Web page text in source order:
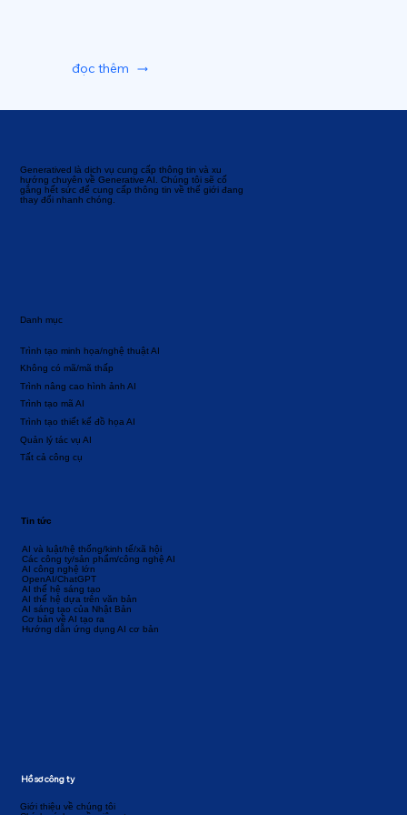
Generatived là dịch vụ cung cấp thông tin và xu
hướng chuyên về Generative AI. Chúng tôi sẽ cố
gắng hết sức để cung cấp thông tin về thế giới đang
thay đổi nhanh chóng.
Danh mục
Tất cả công cụ
Quản lý tác vụ AI
Trình tạo thiết kế đồ họa AI
Không có mã/mã thấp
Trình tạo mã AI
Trình nâng cao hình ảnh AI
Trình tạo minh họa/nghệ thuật AI
AI và luật/hệ thống/kinh tế/xã hội
Các công ty/sản phẩm/công nghệ AI
AI công nghệ lớn
OpenAI/ChatGPT
AI thế hệ sáng tạo
AI thế hệ dựa trên văn bản
AI sáng tạo của Nhật Bản
Cơ bản về AI tạo ra
Hướng dẫn ứng dụng AI cơ bản
Tin tức
Giới thiệu về chúng tôi
Hồ sơ công ty
đọc thêm